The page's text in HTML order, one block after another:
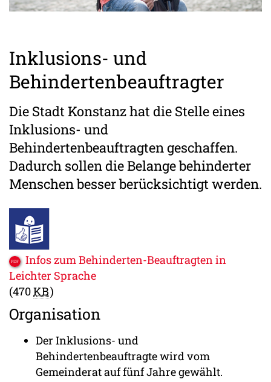
Inklusions- und
Behindertenbeauftragter
Die Stadt Konstanz hat die Stelle eines
Inklusions- und
Behindertenbeauftragten geschaffen.
Dadurch sollen die Belange behinderter
Menschen besser berücksichtigt werden.
Infos zum Behinderten-Beauftragten in
Leichter Sprache
(470KB)
Organisation
Der Inklusions- und
Behindertenbeauftragte wird vom
Gemeinderat auf fünf Jahre gewählt.